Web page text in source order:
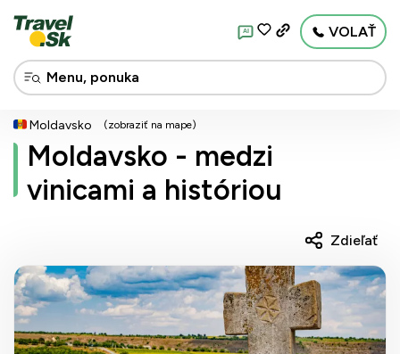
AI VOLAŤ
Moldavsko (zobraziť na mape)
Moldavsko - medzi
vinicami a históriou
Zdieľať